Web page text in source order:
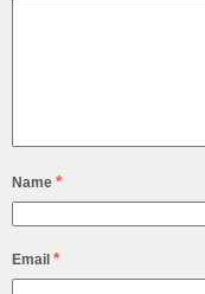
Name *
Email *